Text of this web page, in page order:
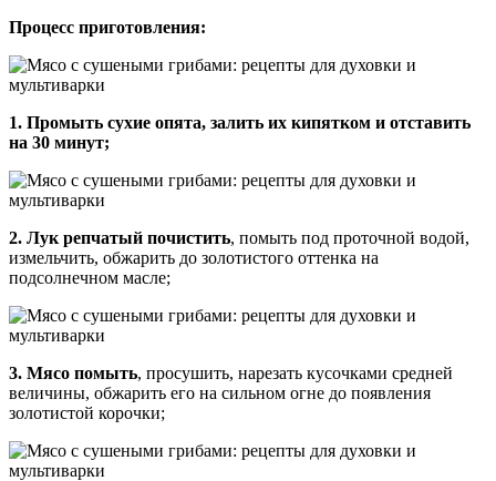
Процесс приготовления:
1. Промыть сухие опята, залить их кипятком и отставить
на 30 минут;
2. Лук репчатый почистить, помыть под проточной водой,
измельчить, обжарить до золотистого оттенка на
подсолнечном масле;
3. Мясо помыть, просушить, нарезать кусочками средней
величины, обжарить его на сильном огне до появления
золотистой корочки;